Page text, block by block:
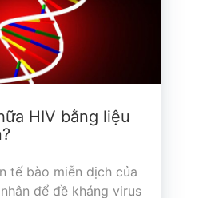
HIV bằng liệu
tế bào miễn dịch của
để đề kháng virus